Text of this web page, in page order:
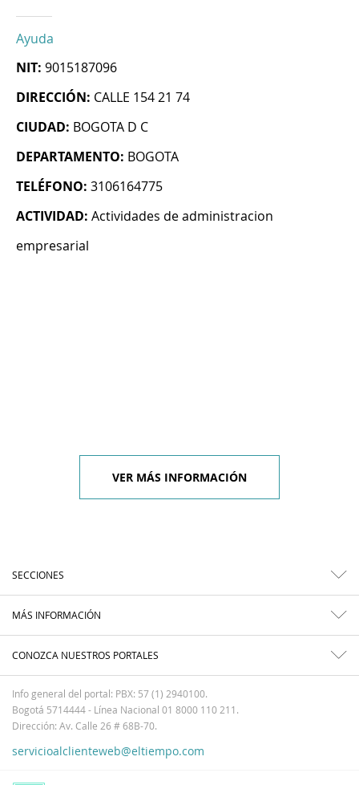
Ayuda
NIT: 9015187096
DIRECCIÓN: CALLE 154 21 74
CIUDAD: BOGOTA D C
DEPARTAMENTO: BOGOTA
TELÉFONO: 3106164775
ACTIVIDAD: Actividades de administracion
empresarial
VER MÁS INFORMACIÓN
SECCIONES
MÁS INFORMACIÓN
CONOZCA NUESTROS PORTALES
Info general del portal: PBX: 57 (1) 2940100.
Bogotá 5714444 - Línea Nacional 01 8000 110 211.
Dirección: Av. Calle 26 # 68B-70.
servicioalclienteweb@eltiempo.com